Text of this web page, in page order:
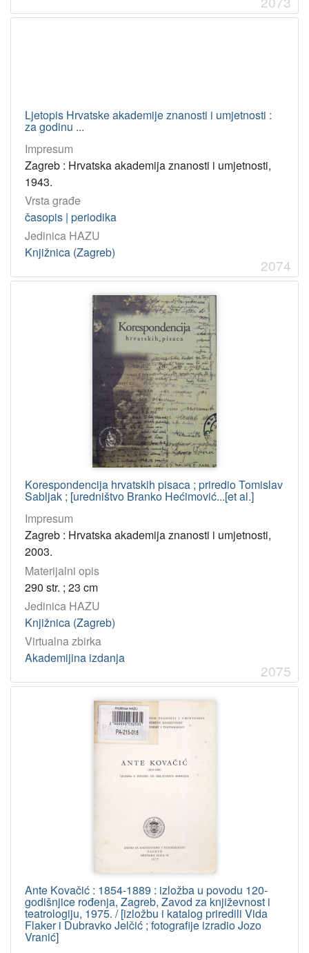
Ljetopis Hrvatske akademije znanosti i umjetnosti :
za godinu ...
Impresum
Zagreb : Hrvatska akademija znanosti i umjetnosti,
1943.
Vrsta građe
časopis | periodika
Jedinica HAZU
Knjižnica (Zagreb)
2074
Korespondencija hrvatskih pisaca ; priredio Tomislav
Sabljak ; [uredništvo Branko Hećimović...[et al.]
Impresum
Zagreb : Hrvatska akademija znanosti i umjetnosti,
2003.
Materijalni opis
290 str. ; 23 cm
Jedinica HAZU
Knjižnica (Zagreb)
Virtualna zbirka
Akademijina izdanja
2075
Ante Kovačić : 1854-1889 : izložba u povodu 120-
godišnjice rođenja, Zagreb, Zavod za književnost i
teatrologiju, 1975. / [izložbu i katalog priredili Vida
Flaker i Dubravko Jelčić ; fotografije izradio Jozo
Vranić]